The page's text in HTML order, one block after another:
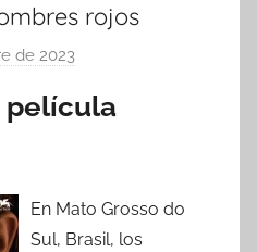
rojos
de 2023
r
película
En Mato Grosso do
Sul, Brasil, los